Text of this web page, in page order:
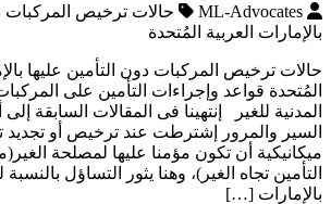
ML-Advocates
حالات ترخيص المركبات
بالإمارات العربية المُتحدة
حالات ترخيص المركبات دون التأمين عليها
المُتحدة قواعد وإجراءات التأمين على
المدنية للغير إنتهينا فى المقالات السابقة
السير والمرور إشترطت عند ترخيص أو تجديد
ميكانيكية أن تكون مؤمنا عليها لمصلحة
التأمين تجاه الغير)، وهنا يثور التساؤل
بالإمارات […]